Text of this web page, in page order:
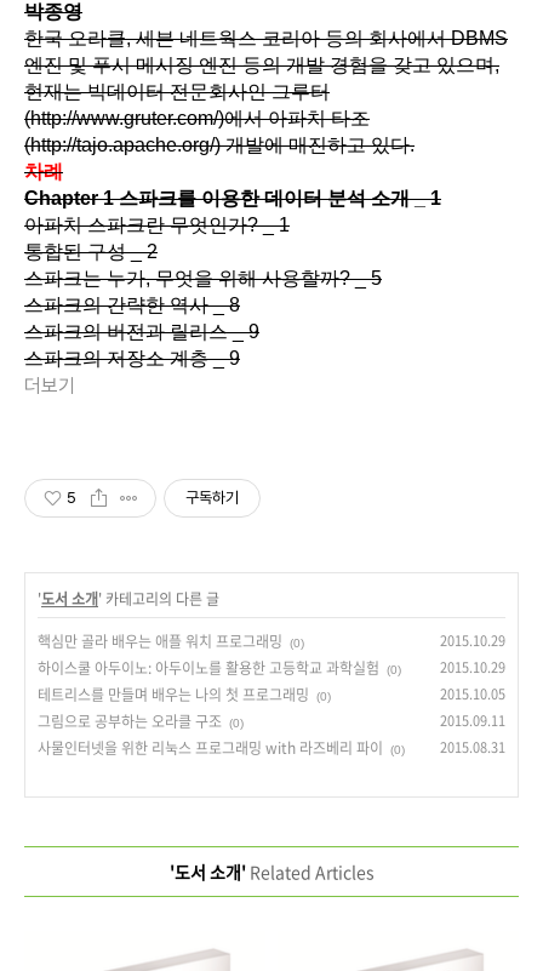
박종영
한국 오라클, 세븐 네트웍스 코리아 등의 회사에서 DBMS
엔진 및 푸시 메시징 엔진 등의 개발 경험을 갖고 있으며,
현재는 빅데이터 전문회사인 그루터
(http://www.gruter.com/)에서 아파치 타조
(http://tajo.apache.org/) 개발에 매진하고 있다.
차례
Chapter 1 스파크를 이용한 데이터 분석 소개 _ 1
아파치 스파크란 무엇인가? _ 1
통합된 구성 _ 2
스파크는 누가, 무엇을 위해 사용할까? _ 5
스파크의 간략한 역사 _ 8
스파크의 버전과 릴리스 _ 9
스파크의 저장소 계층 _ 9
더보기
5 구독하기
'도서 소개' 카테고리의 다른 글
핵심만 골라 배우는 애플 워치 프로그래밍
(0) 2015.10.29
하이스쿨 아두이노: 아두이노를 활용한 고등학교 과학실험 (0) 2015.10.29
테트리스를 만들며 배우는 나의 첫 프로그래밍 (0) 2015.10.05
그림으로 공부하는 오라클 구조 (0) 2015.09.11
사물인터넷을 위한 리눅스 프로그래밍 with 라즈베리 파이 (0) 2015.08.31
'도서 소개'Related Articles